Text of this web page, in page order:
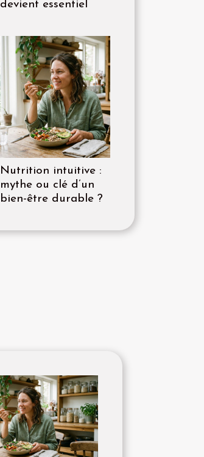
devient essentiel
Nutrition intuitive :
mythe ou clé d’un
bien-être durable ?